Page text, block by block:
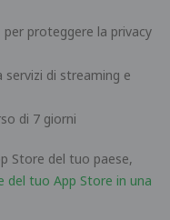
proteggere la privacy
servizi di streaming e
di 7 giorni
Store del tuo paese,
del tuo App Store in una